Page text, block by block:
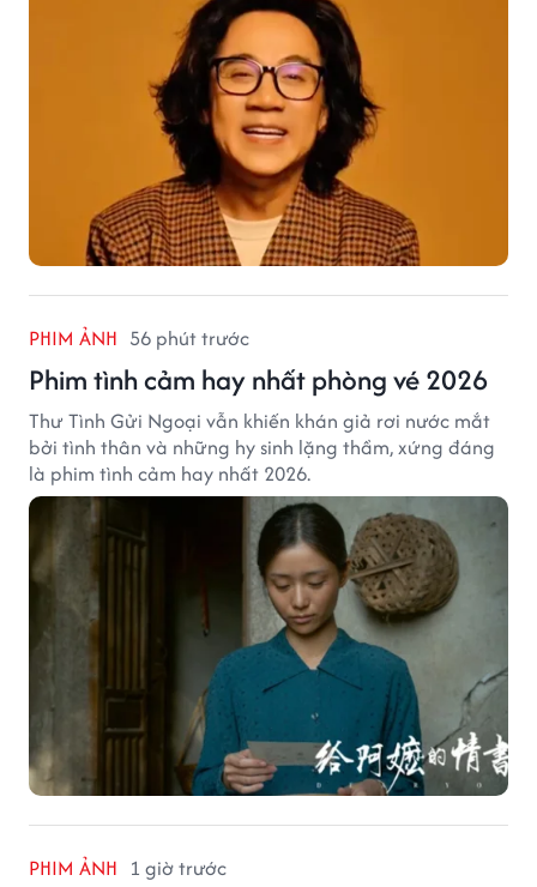
PHIM ẢNH 56 phút trước
Phim tình cảm hay nhất phòng vé 2026
Thư Tình Gửi Ngoại vẫn khiến khán giả rơi nước mắt
bởi tình thân và những hy sinh lặng thầm, xứng đáng
là phim tình cảm hay nhất 2026.
PHIM ẢNH 1 giờ trước